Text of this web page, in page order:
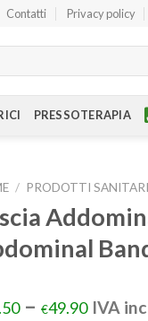
Contatti Privacy policy
PRESSOTERAPIA
/ PRODOTTI SANITARI
– €49.90 IVA